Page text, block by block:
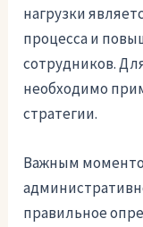
нагрузки
процесса и
сотрудников.
необходимо
стратегии.
Важным
правильное